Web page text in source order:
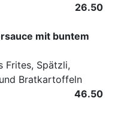
26.50
mit buntem
Frites, Spätzli,
Bratkartoffeln
46.50